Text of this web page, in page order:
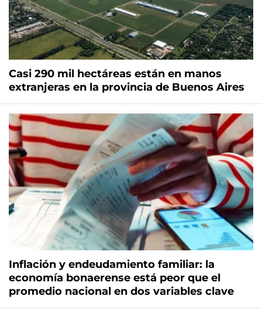
Casi 290 mil hectáreas están en manos
extranjeras en la provincia de Buenos Aires
Inflación y endeudamiento familiar: la
economía bonaerense está peor que el
promedio nacional en dos variables clave